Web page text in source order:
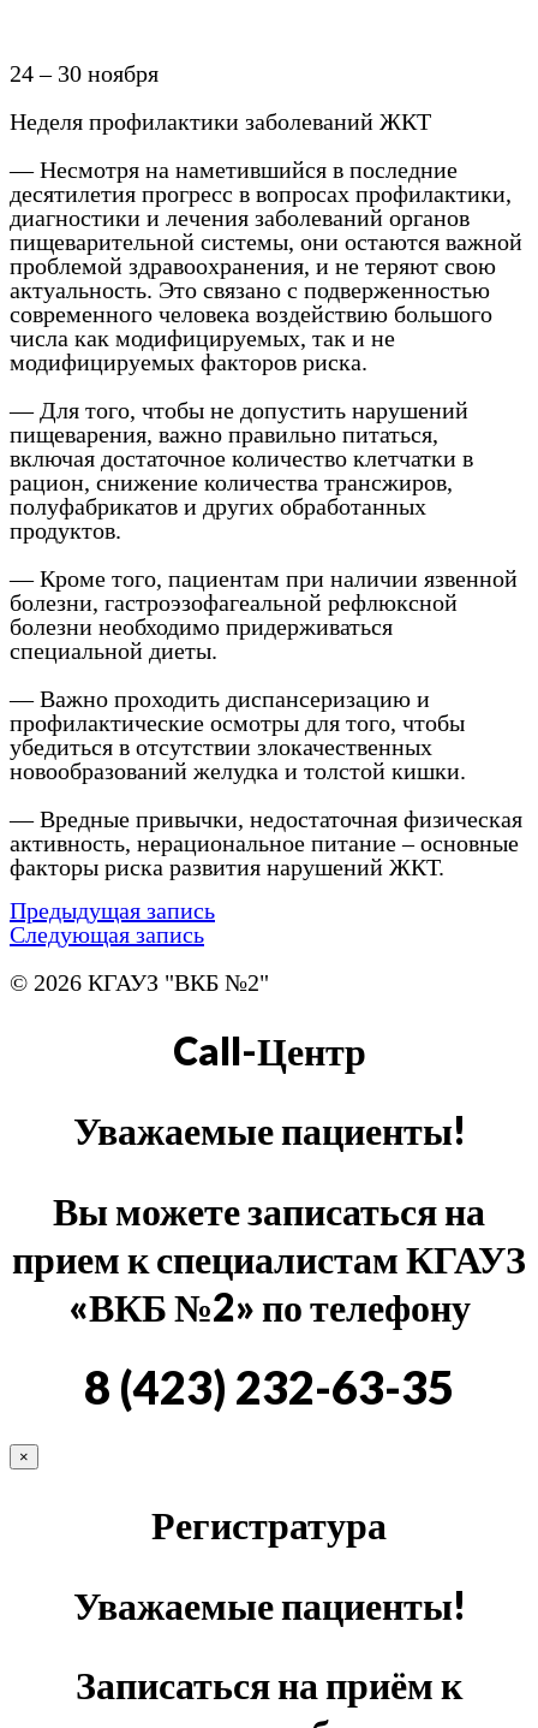
24 – 30 ноября
Неделя профилактики заболеваний ЖКТ
— Несмотря на наметившийся в последние
десятилетия прогресс в вопросах профилактики,
диагностики и лечения заболеваний органов
пищеварительной системы, они остаются важной
проблемой здравоохранения, и не теряют свою
актуальность. Это связано с подверженностью
современного человека воздействию большого
числа как модифицируемых, так и не
модифицируемых факторов риска.
— Для того, чтобы не допустить нарушений
пищеварения, важно правильно питаться,
включая достаточное количество клетчатки в
рацион, снижение количества трансжиров,
полуфабрикатов и других обработанных
продуктов.
— Кроме того, пациентам при наличии язвенной
болезни, гастроэзофагеальной рефлюксной
болезни необходимо придерживаться
специальной диеты.
— Важно проходить диспансеризацию и
профилактические осмотры для того, чтобы
убедиться в отсутствии злокачественных
новообразований желудка и толстой кишки.
— Вредные привычки, недостаточная физическая
активность, нерациональное питание – основные
факторы риска развития нарушений ЖКТ.
Предыдущая запись
Следующая запись
© 2026 КГАУЗ "ВКБ №2"
Call-Центр
Уважаемые пациенты!
Вы можете записаться на
прием к специалистам КГАУЗ
«ВКБ №2» по телефону
8 (423) 232-63-35
×
Регистратура
Уважаемые пациенты!
Записаться на приём к